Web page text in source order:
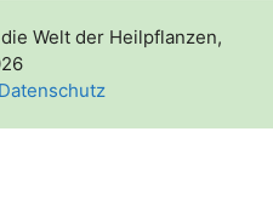
Welt der Heilpflanzen,
Datenschutz